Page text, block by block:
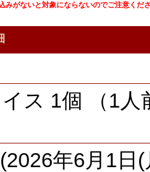
みがないと対象にならないのでご注意くだ
イス 1個 （1人
年6月1日